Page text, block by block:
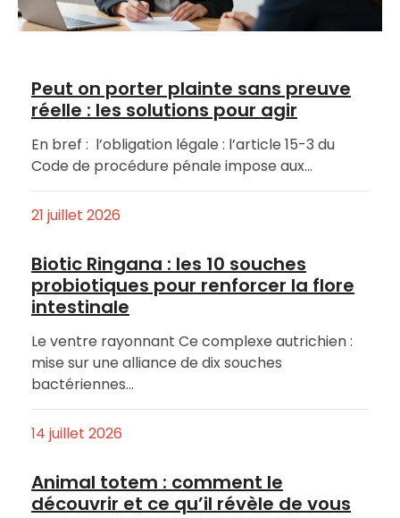
Peut on porter plainte sans preuve
réelle : les solutions pour agir
En bref : l’obligation légale : l’article 15-3 du
Code de procédure pénale impose aux…
21 juillet 2026
Biotic Ringana : les 10 souches
probiotiques pour renforcer la flore
intestinale
Le ventre rayonnant Ce complexe autrichien :
mise sur une alliance de dix souches
bactériennes…
14 juillet 2026
Animal totem : comment le
découvrir et ce qu’il révèle de vous